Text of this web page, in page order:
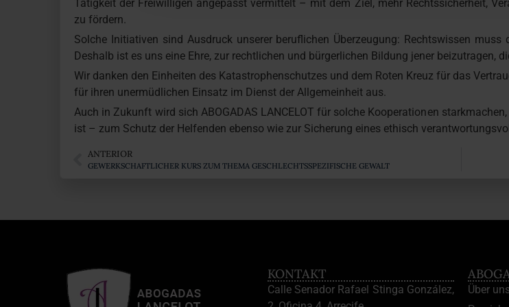
Tätigkeit der Freiwilligen angepasst vermittelt – mit dem Ziel, mehr Rechtssicherheit,
zu fördern.
Solche Initiativen sind Ausdruck unserer beruflichen Überzeugung: Rechtswissen muss
Deshalb ist es uns eine Ehre, zur rechtlichen und bürgerlichen Bildung jener beizutragen,
Wir danken den Einheiten des Katastrophenschutzes und dem Roten Kreuz für das
für ihren unermüdlichen Einsatz im Dienst der Allgemeinheit aus.
Auch in Zukunft wird sich ABOGADAS LANCELOT für solche Kooperationen
ist – zum Schutz der Helfenden ebenso wie zur Sicherung eines ethisch
ANTERIOR
GEWERKSCHAFTLICHER KURS ZUM THEMA GESCHLECHTSSPEZIFISCHE GEWALT
KONTAKT
Calle Senador Rafael Stinga González,
Über